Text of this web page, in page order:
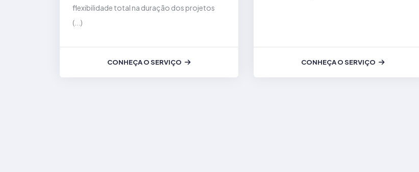
flexibilidade total na duração dos projetos
(...)
CONHEÇA O SERVIÇO CONHEÇA O SERVIÇO